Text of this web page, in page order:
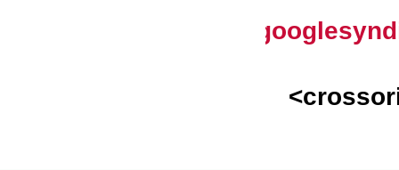
https://